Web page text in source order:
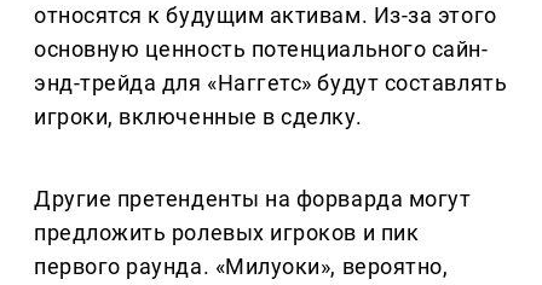
относятся к будущим активам. Из-за этого
основную ценность потенциального сайн-
энд-трейда для «Наггетс» будут составлять
игроки, включенные в сделку.
Другие претенденты на форварда могут
предложить ролевых игроков и пик
первого раунда. «Милуоки», вероятно,